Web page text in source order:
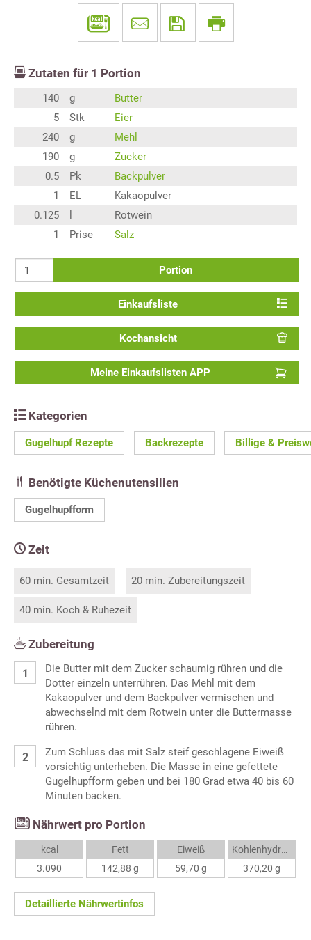
Zutaten für 1 Portion
140 g
Butter
5
Stk
Eier
240
g
Mehl
190
g
Zucker
0.5
Pk
Backpulver
1
EL
Kakaopulver
0.125
Rotwein
1
Prise Salz
Portion
Einkaufsliste
Kochansicht
Meine Einkaufslisten APP
Kategorien
Gugelhupf Rezepte Backrezepte Billige &
Benötigte Küchenutensilien
Gugelhupfform
Zeit
60 min. Gesamtzeit 20 min. Zubereitungszeit
40 min. Koch & Ruhezeit
Zubereitung
Die Butter mit dem Zucker schaumig rühren und die
Dotter einzeln unterrühren. Das Mehl mit dem
Kakaopulver und dem Backpulver vermischen und
abwechselnd mit dem Rotwein unter die Buttermasse
rühren.
Zum Schluss das mit Salz steif geschlagene Eiweiß
vorsichtig unterheben. Die Masse in eine gefettete
Gugelhupfform geben und bei 180 Grad etwa 40 bis 60
Minuten backen.
Nährwert pro Portion
kcal
3.090
Fett
142,88 g
Eiweiß
59,70 g
Kohlenhydrate
370,20 g
Detaillierte Nährwertinfos